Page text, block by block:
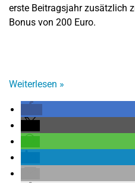
erste Beitragsjahr zusätzlich
Bonus von 200 Euro.
Weiterlesen »